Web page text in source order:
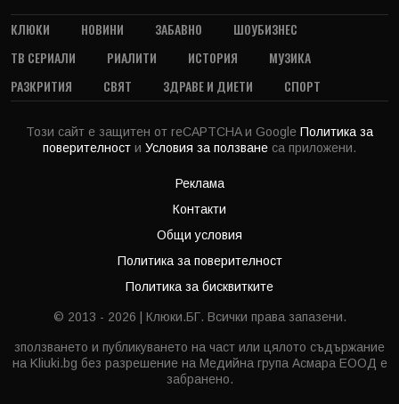
КЛЮКИ НОВИНИ ЗАБАВНО
ШОУБИЗНЕС
ТВ СЕРИАЛИ
РИАЛИТИ ИСТОРИЯ
МУЗИКА
РАЗКРИТИЯ
СВЯТ ЗДРАВЕ И ДИЕТИ СПОРТ
Този сайт е защитен от reCAPTCHA и Google Политика за
поверителност и Условия за ползване са приложени.
Реклама
Контакти
Общи условия
Политика за поверителност
Политика за бисквитките
© 2013 - 2026 | Клюки.БГ. Всички права запазени.
зползването и публикуването на част или цялото съдържание
на Kliuki.bg без разрешение на Медийна група Асмара ЕООД е
забранено.